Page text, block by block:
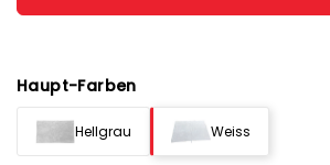
Haupt-Farben
Hellgrau Weiss